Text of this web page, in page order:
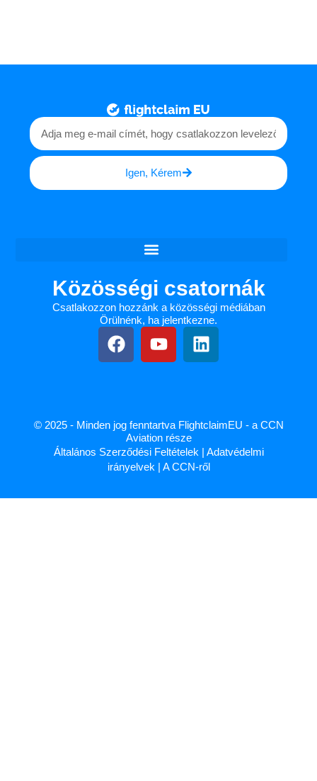
Igen, Kérem
Közösségi csatornák
Csatlakozzon hozzánk a közösségi médiában
Örülnénk, ha jelentkezne.
© 2025 - Minden jog fenntartva FlightclaimEU - a CCN
Aviation része
Általános Szerződési Feltételek | Adatvédelmi
irányelvek | A CCN-ről